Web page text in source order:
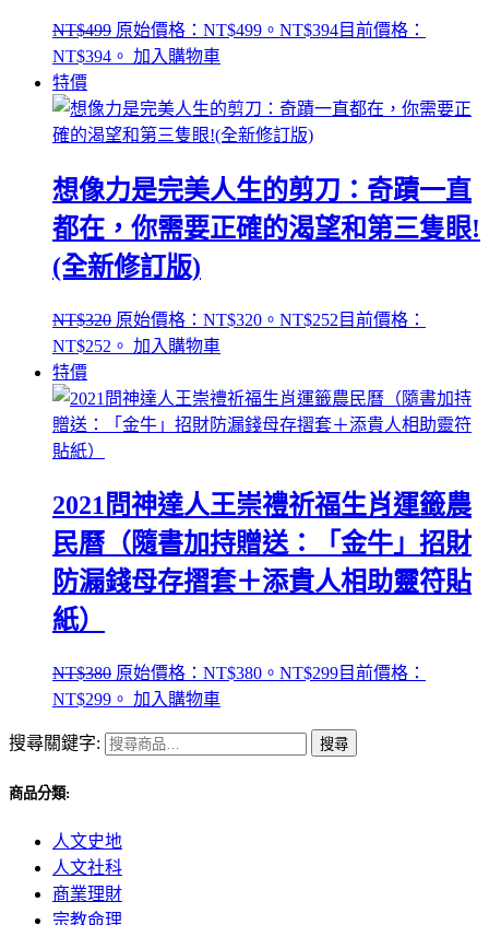
NT$499 原始價格：NT$499。 NT$394目前價格：
NT$394。 加入購物車
特價
想像力是完美人生的剪刀：奇蹟一直
都在，你需要正確的渴望和第三隻眼!
(全新修訂版)
NT$320 原始價格：NT$320。 NT$252 目前價格：
NT$252。 加入購物車
特價
2021問神達人王崇禮祈福生肖運籤農
民曆（隨書加持贈送：「金牛」招財
防漏錢母存摺套＋添貴人相助靈符貼
紙）
NT$380 原始價格：NT$380。 NT$299目前價格：
NT$299。 加入購物車
搜尋關鍵字: 搜尋
商品分類:
人文史地
人文社科
商業理財
宗教命理